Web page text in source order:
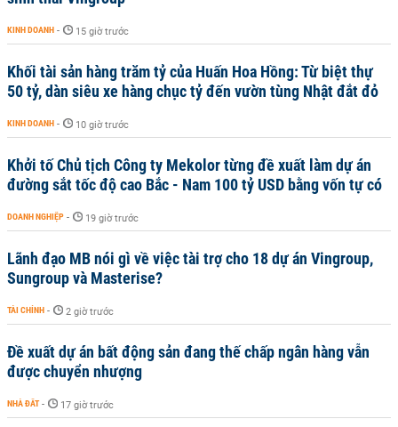
KINH DOANH - 15 giờ trước
Khối tài sản hàng trăm tỷ của Huấn Hoa Hồng: Từ biệt thự
50 tỷ, dàn siêu xe hàng chục tỷ đến vườn tùng Nhật đắt đỏ
KINH DOANH - 10 giờ trước
Khởi tố Chủ tịch Công ty Mekolor từng đề xuất làm dự án
đường sắt tốc độ cao Bắc - Nam 100 tỷ USD bằng vốn tự có
DOANH NGHIỆP - 19 giờ trước
Lãnh đạo MB nói gì về việc tài trợ cho 18 dự án Vingroup,
Sungroup và Masterise?
TÀI CHÍNH - 2 giờ trước
Đề xuất dự án bất động sản đang thế chấp ngân hàng vẫn
được chuyển nhượng
NHÀ ĐẤT - 17 giờ trước